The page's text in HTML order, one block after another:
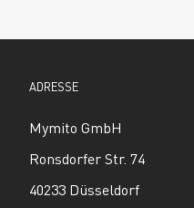
ADRESSE
Mymito GmbH
Ronsdorfer Str. 74
40233 Düsseldorf